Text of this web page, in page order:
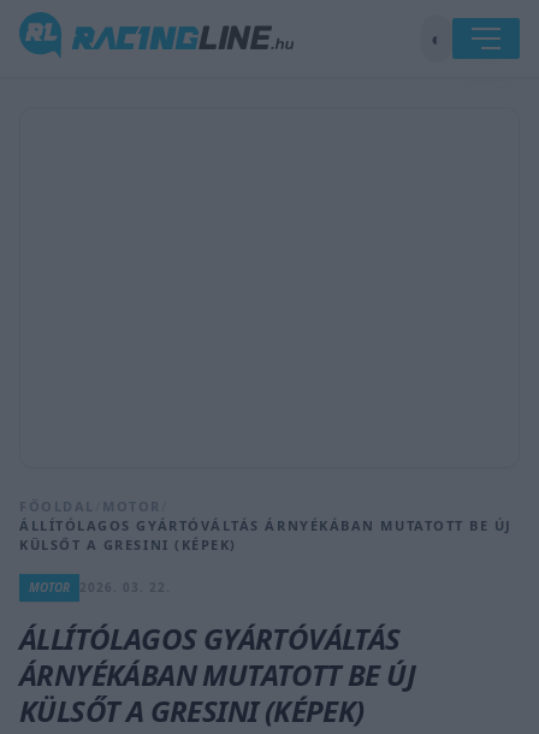
◐
FŐOLDAL MOTOR
ÁLLÍTÓLAGOS GYÁRTÓVÁLTÁS ÁRNYÉKÁBAN MUTATOTT BE ÚJ
KÜLSŐT A GRESINI (KÉPEK)
MOTOR
ÁLLÍTÓLAGOS GYÁRTÓVÁLTÁS
ÁRNYÉKÁBAN MUTATOTT BE ÚJ
KÜLSŐT A GRESINI (KÉPEK)